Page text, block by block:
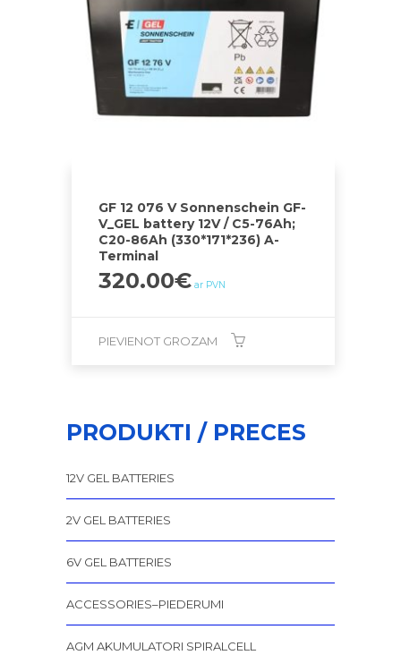
GF 12 076 V Sonnenschein GF-
V_GEL battery 12V / C5-76Ah;
C20-86Ah (330*171*236) A-
Terminal
320.00€ ar PVN
PIEVIENOT GROZAM
PRODUKTI / PRECES
12V GEL BATTERIES
2V GEL BATTERIES
6V GEL BATTERIES
ACCESSORIES–PIEDERUMI
AGM AKUMULATORI SPIRALCELL